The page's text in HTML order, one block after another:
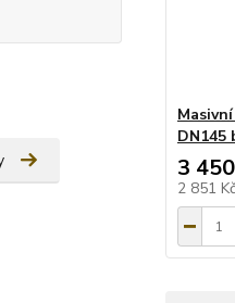
DN145
3
2 851 Kč